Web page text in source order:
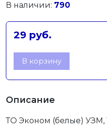
В наличии: 790
29 руб.
В корзину
Описание
ТО Эконом (белые) УЗМ, 1